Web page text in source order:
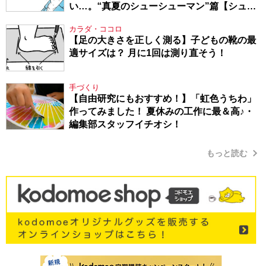
い…。“真夏のシューシューマン”篇【シュー
カラダ・ココロ
【足の大きさを正しく測る】子どもの靴の最
適サイズは？ 月に1回は測り直そう！
手づくり
【自由研究にもおすすめ！】「虹色うちわ」
作ってみました！ 夏休みの工作に最＆高♪・
編集部スタッフイチオシ！
もっと読む